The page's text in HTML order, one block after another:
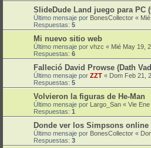
SlideDude Land juego para PC
Último mensaje por BonesCollector «
Respuestas: 5
Mi nuevo sitio web
Último mensaje por vhzc « Mié May 19,
Respuestas: 6
Falleció David Prowse (Dath
Último mensaje por ZZT « Dom Feb 21,
Respuestas: 5
Volvieron la figuras de He-Man
Último mensaje por Largo_San « Vie
Respuestas: 1
Donde ver los Simpsons online
Último mensaje por BonesCollector «
Respuestas: 3